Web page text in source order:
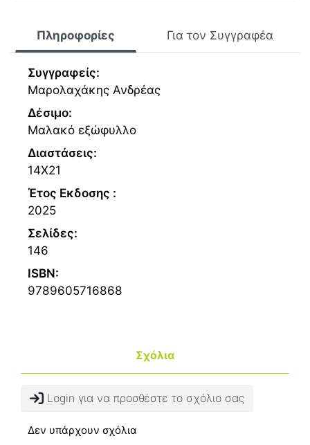
Πληροφορίες Για τον Συγγραφέα
Συγγραφείς:
Μαρολαχάκης Ανδρέας
Δέσιμο:
Μαλακό εξώφυλλο
Διαστάσεις:
14Χ21
Έτος Εκδοσης :
2025
Σελίδες:
146
ISBN:
9789605716868
Σχόλια
Login για να προσθέστε το σχόλιο σας
Δεν υπάρχουν σχόλια